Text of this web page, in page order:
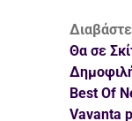
Θα σε
Best Of
Vavanta